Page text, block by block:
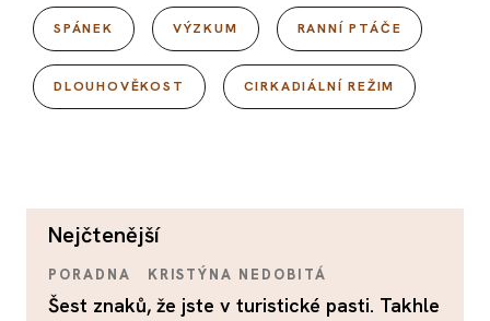
SPÁNEK VÝZKUM RANNÍ PTÁČE
DLOUHOVĚKOST CIRKADIÁLNÍ REŽIM
nejčtenější
PORADNA KRISTÝNA NEDOBITÁ
Šest znaků, že jste v turistické pasti. Takhle